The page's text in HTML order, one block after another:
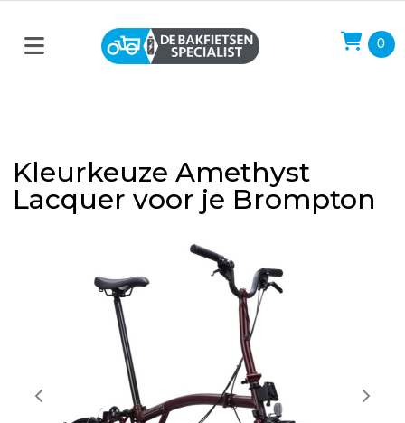
0
Kleurkeuze Amethyst
Lacquer voor je Brompton